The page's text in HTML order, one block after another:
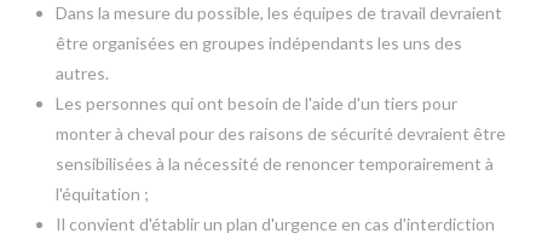
Dans la mesure du possible, les équipes de travail devraient
être organisées en groupes indépendants les uns des
autres.
Les personnes qui ont besoin de l'aide d'un tiers pour
monter à cheval pour des raisons de sécurité devraient être
sensibilisées à la nécessité de renoncer temporairement à
l'équitation ;
Il convient d'établir un plan d'urgence en cas d'interdiction